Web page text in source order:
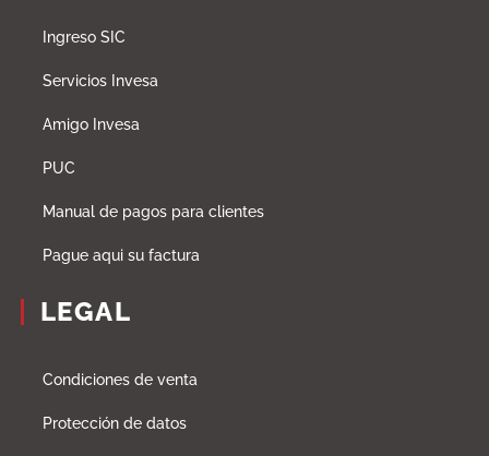
Ingreso SIC
Servicios Invesa
Amigo Invesa
PUC
Manual de pagos para clientes
Pague aqui su factura
LEGAL
Condiciones de venta
Protección de datos